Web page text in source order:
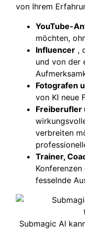
von Ihrem
YouTube-
möchten,
Influencer ,
und von der
Fotografen
von KI neue
Freiberufler
verbreiten
Trainer,
fesselnde
Submagic AI